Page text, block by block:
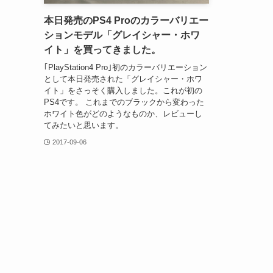
本日発売のPS4 Proのカラーバリエー
ションモデル「グレイシャー・ホワ
イト」を買ってきました。
｢PlayStation4 Pro｣初のカラーバリエーション
として本日発売された「グレイシャー・ホワ
イト」をさっそく購入しました。これが初の
PS4です。 これまでのブラックから変わった
ホワイト色がどのようなものか、レビューし
てみたいと思います。
2017-09-06